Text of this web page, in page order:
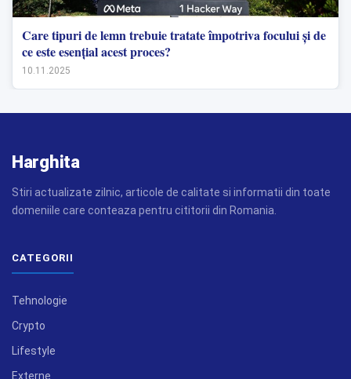
Care tipuri de lemn trebuie tratate împotriva focului și de
ce este esențial acest proces?
10.11.2025
Harghita
Stiri actualizate zilnic, articole de calitate si informatii din toate
domeniile care conteaza pentru cititorii din Romania.
CATEGORII
Tehnologie
Crypto
Lifestyle
Externe